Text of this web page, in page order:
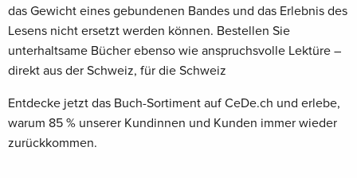
das Gewicht eines gebundenen Bandes und das Erlebnis des
Lesens nicht ersetzt werden können. Bestellen Sie
unterhaltsame Bücher ebenso wie anspruchsvolle Lektüre –
direkt aus der Schweiz, für die Schweiz
Entdecke jetzt das Buch-Sortiment auf CeDe.ch und erlebe,
warum 85 % unserer Kundinnen und Kunden immer wieder
zurückkommen.